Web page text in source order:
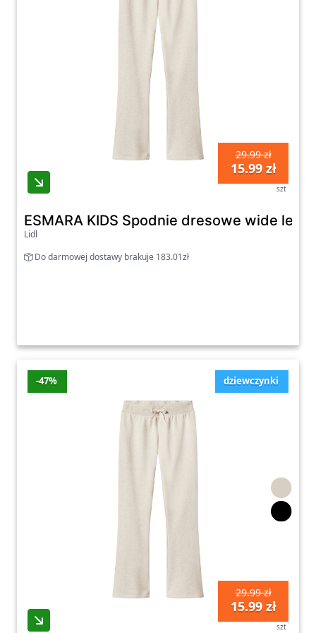
29.99 zł
15.99 zł
szt
ESMARA KIDS Spodnie dresowe wide leg
Lidl
Do darmowej dostawy brakuje 183.01zł
dziewczynki
-47%
29.99 zł
15.99 zł
szt